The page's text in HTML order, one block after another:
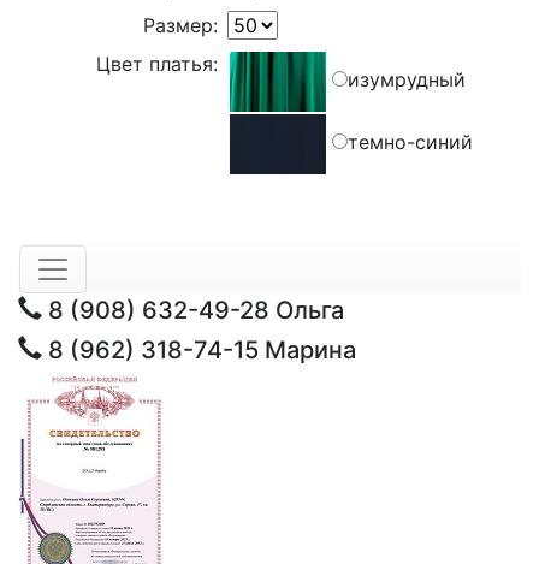
Размер:
Цвет платья:
изумрудный
темно-синий
8 (908) 632-49-28 Ольга
8 (962) 318-74-15 Марина